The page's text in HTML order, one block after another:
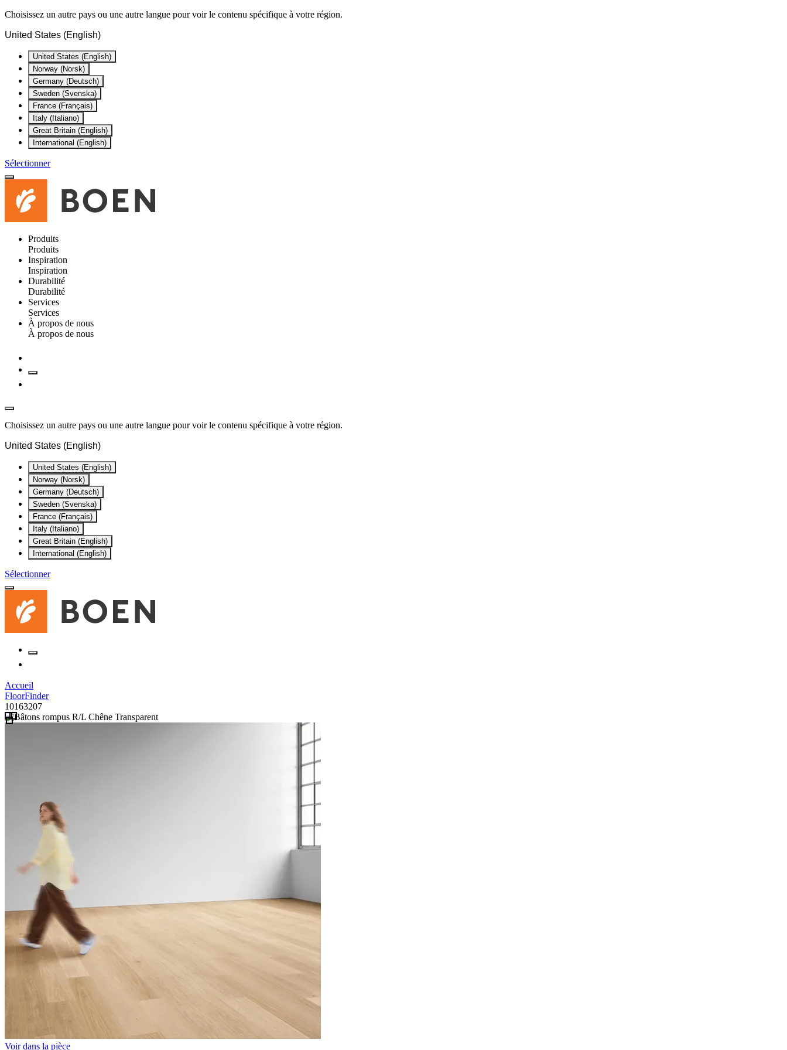
Choisissez un autre pays ou une autre langue pour voir le contenu spécifique à votre région.
United States (English)
United States (English)
Norway (Norsk)
Germany (Deutsch)
Sweden (Svenska)
France (Français)
Italy (Italiano)
Great Britain (English)
International (English)
Sélectionner
Produits
Produits
Inspiration
Inspiration
Durabilité
Durabilité
Services
Services
À propos de nous
À propos de nous
Choisissez un autre pays ou une autre langue pour voir le contenu spécifique à votre région.
United States (English)
United States (English)
Norway (Norsk)
Germany (Deutsch)
Sweden (Svenska)
France (Français)
Italy (Italiano)
Great Britain (English)
International (English)
Sélectionner
Accueil
FloorFinder
10163207
Voir dans la pièce